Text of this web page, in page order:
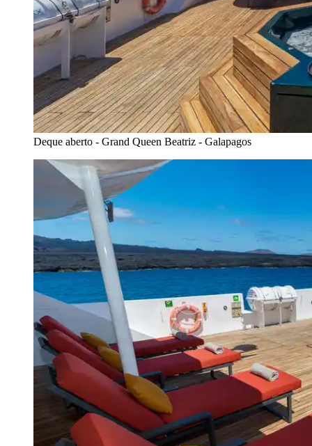
Deque aberto - Grand Queen Beatriz - Galapagos